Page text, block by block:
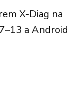
X-Diag na
a Android